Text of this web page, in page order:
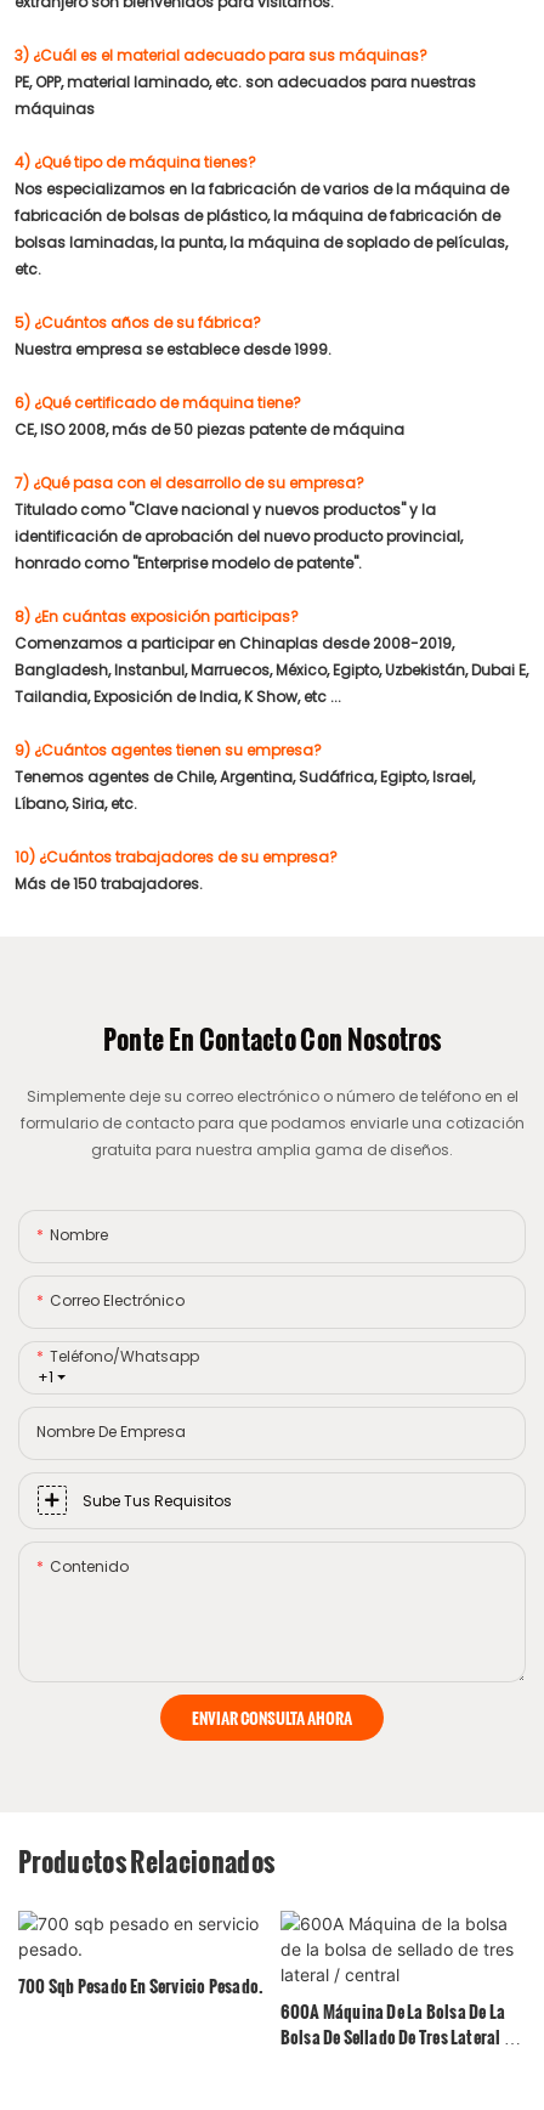
3) ¿Cuál es el material adecuado para sus máquinas?
PE, OPP, material laminado, etc. son adecuados para nuestras
máquinas
4) ¿Qué tipo de máquina tienes?
Nos especializamos en la fabricación de varios de la máquina de
fabricación de bolsas de plástico, la máquina de fabricación de
bolsas laminadas, la punta, la máquina de soplado de películas,
etc.
5) ¿Cuántos años de su fábrica?
Nuestra empresa se establece desde 1999.
6) ¿Qué certificado de máquina tiene?
CE, ISO 2008, más de 50 piezas patente de máquina
7) ¿Qué pasa con el desarrollo de su empresa?
Titulado como "Clave nacional y nuevos productos" y la
identificación de aprobación del nuevo producto provincial,
honrado como "Enterprise modelo de patente".
8) ¿En cuántas exposición participas?
Comenzamos a participar en Chinaplas desde 2008-2019,
Bangladesh, Instanbul, Marruecos, México, Egipto, Uzbekistán, Dubai E,
Tailandia, Exposición de India, K Show, etc ...
9) ¿Cuántos agentes tienen su empresa?
Tenemos agentes de Chile, Argentina, Sudáfrica, Egipto, Israel,
Líbano, Siria, etc.
10) ¿Cuántos trabajadores de su empresa?
Más de 150 trabajadores.
Ponte En Contacto Con Nosotros
Simplemente deje su correo electrónico o número de teléfono en el
formulario de contacto para que podamos enviarle una cotización
gratuita para nuestra amplia gama de diseños.
Nombre
Correo Electrónico
+1
Teléfono/whatsapp
Nombre De Empresa
Sube Tus Requisitos
Contenido
ENVIAR CONSULTA AHORA
Productos Relacionados
700 Sqb Pesado En Servicio Pesado.
600A Máquina De La Bolsa De La
Bolsa De Sellado De Tres Lateral /